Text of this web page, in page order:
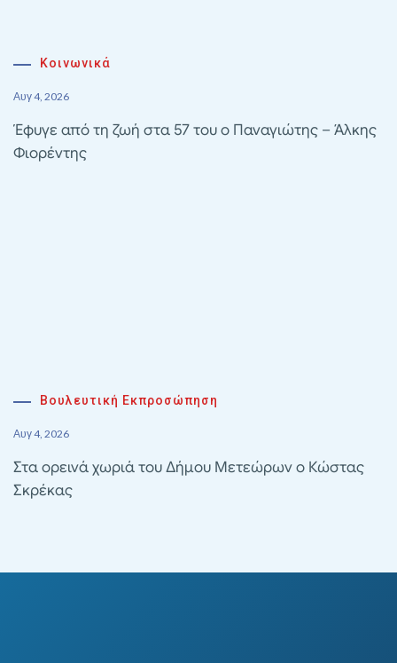
Κοινωνικά
Αυγ 4, 2026
Έφυγε από τη ζωή στα 57 του ο Παναγιώτης – Άλκης
Φιορέντης
Βουλευτική Εκπροσώπηση
Αυγ 4, 2026
Στα ορεινά χωριά του Δήμου Μετεώρων ο Κώστας
Σκρέκας